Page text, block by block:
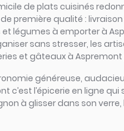
de plats cuisinés
première qualité :
légumes à emporter à
sans stresser, les
et gâteaux à
généreuse,
l’épicerie en ligne
à glisser dans son